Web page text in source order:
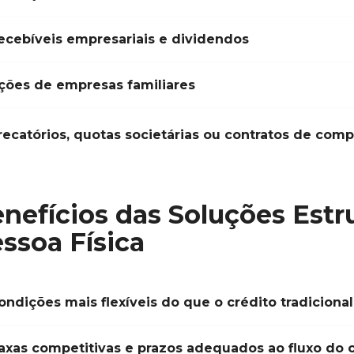
empresariais e dividendos
de empresas familiares
quotas societárias ou contratos de
das Soluções
Física
mais flexíveis do que o crédito tradicional
competitivas e prazos adequados ao fluxo do